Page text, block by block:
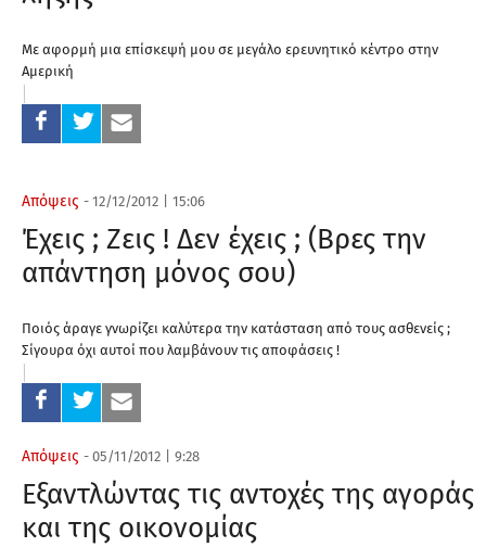
Με αφορμή μια επίσκεψή μου σε μεγάλο ερευνητικό κέντρο στην
Αμερική
Απόψεις - 12/12/2012 15:06
Έχεις ; Ζεις ! Δεν έχεις ; (Βρες την
απάντηση μόνος σου)
Ποιός άραγε γνωρίζει καλύτερα την κατάσταση από τους ασθενείς ;
Σίγουρα όχι αυτοί που λαμβάνουν τις αποφάσεις !
Απόψεις - 05/11/2012 9:28
Εξαντλώντας τις αντοχές της αγοράς
και της οικονομίας